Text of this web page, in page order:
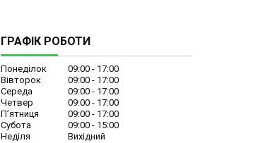
ГРАФІК РОБОТИ
Понеділок 09:00
17:00
Вівторок
09:00
17:00
Середа
09:00
17:00
Четвер
09:00
17:00
Пʼятниця
09:00
17:00
Субота
09:00
15:00
Неділя
Вихідний